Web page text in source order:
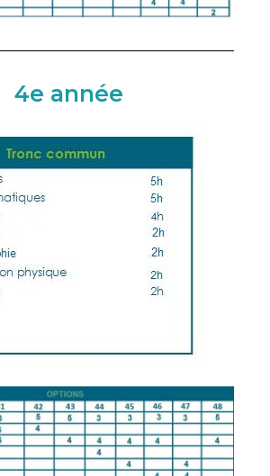
4e année